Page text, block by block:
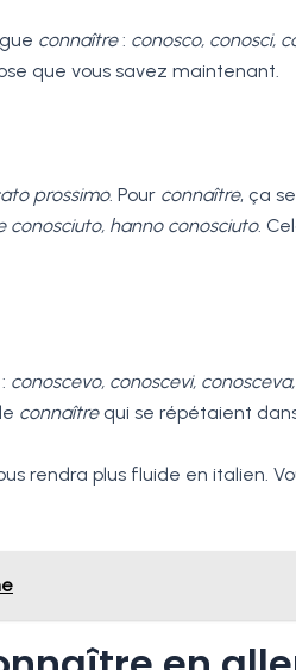
connaître: conosco, conosci,
que vous savez maintenant.
prossimo. Pour connaître, ça
conosciuto, hanno conosciuto.
conoscevo, conoscevi,
connaîtrequi se répétaient
rendra plus fluide en italien.